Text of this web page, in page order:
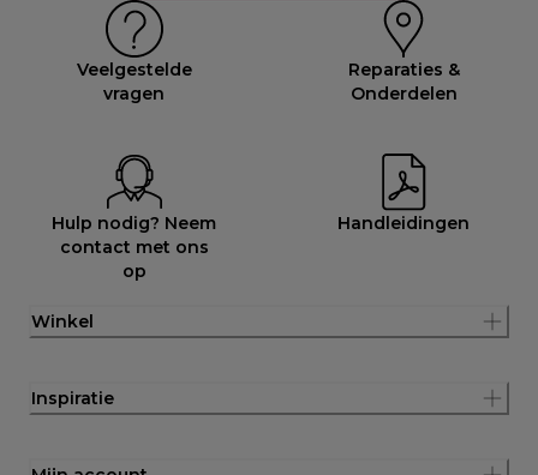
Veelgestelde
vragen
Reparaties &
Onderdelen
Hulp nodig? Neem
contact met ons
op
Handleidingen
Winkel
Inspiratie